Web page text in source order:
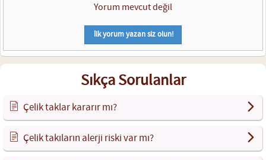
Yorum mevcut değil
İlk yorum yazan siz olun!
Sıkça Sorulanlar
Çelik taklar kararır mı?
Çelik takıların alerji riski var mı?